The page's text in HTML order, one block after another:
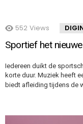
552 Views
Sportief het
Iedereen duikt de
korte duur. Muziek heeft
biedt afleiding tijdens de